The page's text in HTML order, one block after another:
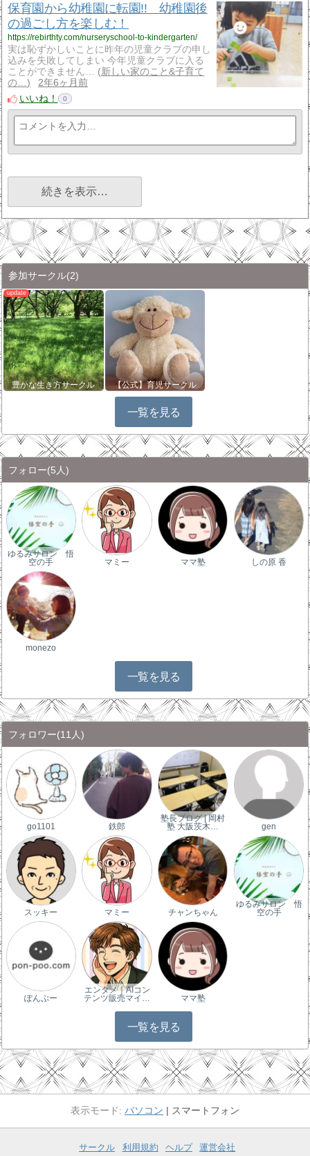
保育園から幼稚園に転園!! 幼稚園後
の過ごし方を楽しむ！
https://rebirthty.com/nurseryschool-to-kindergarten/
実は恥ずかしいことに昨年の児童クラブの申し
込みを失敗してしまい 今年児童クラブに入る
ことができません…
新しい家のこと&子育て
の…
2年6ヶ月前
いいね！
0
続きを表示…
参加サークル(2)
豊かな生き方サークル 【公式】育児サークル
一覧を見る
フォロー(5人)
ゆるみサロン 悟
空の手
マミー ママ塾 しの原 香
monezo
一覧を見る
フォロワー(11人)
go1101 鉄郎
塾長ブログ | 岡村
塾 大阪茨木…
gen
スッキー マミー チャンちゃん
ゆるみサロン 悟
空の手
ぽんぷー
エンタメ｜AIコン
テンツ販売マイ…
ママ塾
一覧を見る
パソコン スマートフォン
サークル 利用規約 ヘルプ
運営会社